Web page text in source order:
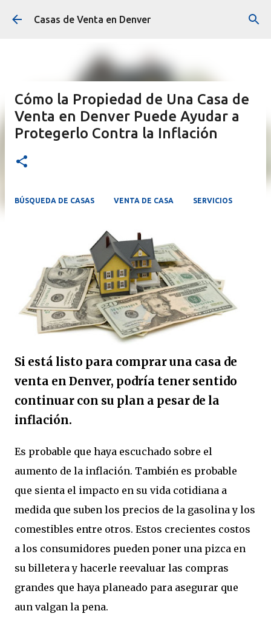
Ir al contenido principal
Casas de Venta en Denver
Cómo la Propiedad de Una Casa de
Venta en Denver Puede Ayudar a
Protegerlo Contra la Inflación
BÚSQUEDA DE CASAS VENTA DE CASA SERVICIOS
Si está listo para comprar una casa de
venta en Denver, podría tener sentido
continuar con su plan a pesar de la
inflación.
Es probable que haya escuchado sobre el
aumento de la inflación. También es probable
que sienta el impacto en su vida cotidiana a
medida que suben los precios de la gasolina y los
comestibles entre otros. Estos crecientes costos
a los consumidores pueden poner una pizca en
su billetera y hacerle reevaluar las compras
grandes que haya planeado para asegurar que
aun valgan la pena.